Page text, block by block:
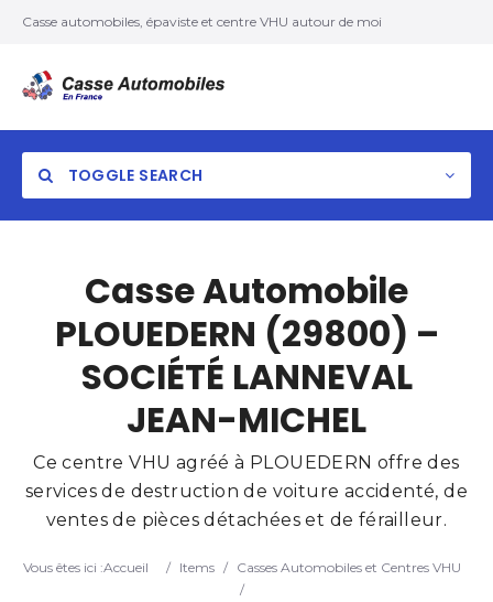
Casse automobiles, épaviste et centre VHU autour de moi
TOGGLE SEARCH
Search
Casse Automobile
PLOUEDERN (29800) –
SOCIÉTÉ LANNEVAL
JEAN-MICHEL
Ce centre VHU agréé à PLOUEDERN offre des
services de destruction de voiture accidenté, de
ventes de pièces détachées et de férailleur.
Vous êtes ici :Accueil / Items / Casses Automobiles et Centres VHU
/